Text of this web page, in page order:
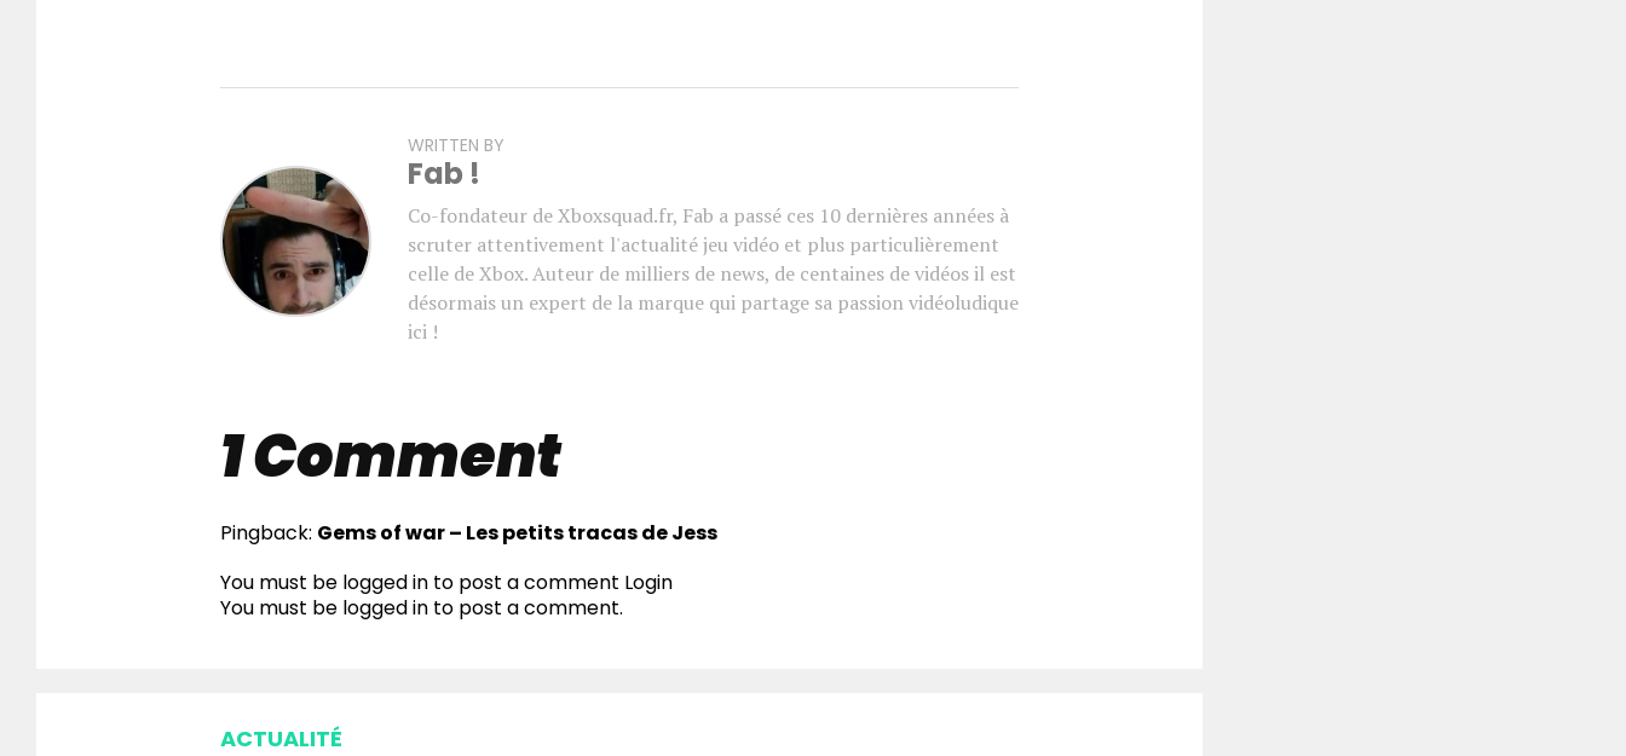
WRITTEN BY
Fab !
Co-fondateur de Xboxsquad.fr, Fab a passé ces 10 dernières années à
scruter attentivement l'actualité jeu vidéo et plus particulièrement
celle de Xbox. Auteur de milliers de news, de centaines de vidéos il est
désormais un expert de la marque qui partage sa passion vidéoludique
ici !
1 Comment
Pingback: Gems of war – Les petits tracas de Jess
You must be logged in to post a comment Login
You must be logged in to post a comment.
ACTUALITÉ